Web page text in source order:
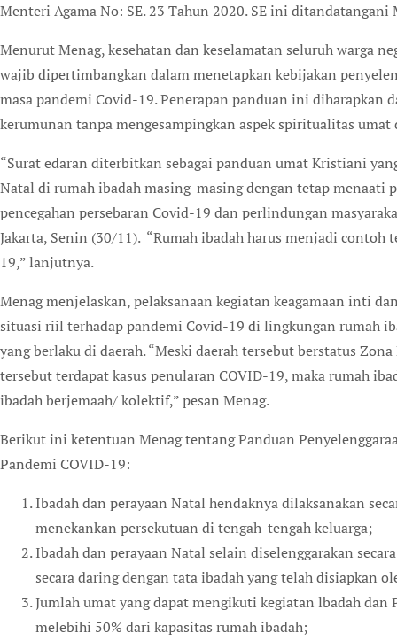
Menteri Agama No: SE. 23 Tahun 2020. SE ini
Menurut Menag, kesehatan dan keselamatan seluruh warga
wajib dipertimbangkan dalam menetapkan kebijakan
masa pandemi Covid-19. Penerapan panduan ini
kerumunan tanpa mengesampingkan aspek spiritualitas
“Surat edaran diterbitkan sebagai panduan umat Kristiani
Natal di rumah ibadah masing-masing dengan tetap menaati
pencegahan persebaran Covid-19 dan perlindungan
Jakarta, Senin (30/11). “Rumah ibadah harus menjadi contoh
19,” lanjutnya.
Menag menjelaskan, pelaksanaan kegiatan keagamaan inti
situasi riil terhadap pandemi Covid-19 di lingkungan rumah
yang berlaku di daerah. “Meski daerah tersebut berstatus
tersebut terdapat kasus penularan COVID-19, maka rumah
ibadah berjemaah/ kolektif,” pesan Menag.
Berikut ini ketentuan Menag tentang Panduan
Pandemi COVID-19:
Ibadah dan perayaan Natal hendaknya dilaksanakan
menekankan persekutuan di tengah-tengah keluarga;
Ibadah dan perayaan Natal selain diselenggarakan
secara daring dengan tata ibadah yang telah disiapkan
Jumlah umat yang dapat mengikuti kegiatan lbadah
melebihi 50% dari kapasitas rumah ibadah;